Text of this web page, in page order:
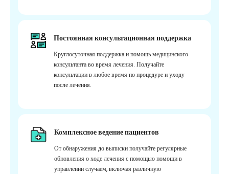
Постоянная консультационная поддержка
Круглосуточная поддержка и помощь медицинского
консультанта во время лечения. Получайте
консультации в любое время по процедуре и уходу
после лечения.
Комплексное ведение пациентов
От обнаружения до выписки получайте регулярные
обновления о ходе лечения с помощью помощи в
управлении случаем, включая различную